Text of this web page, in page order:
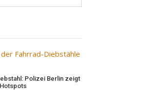
Polizei Berlin zeigt